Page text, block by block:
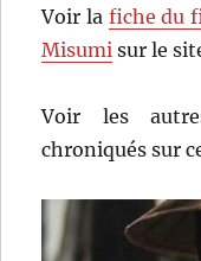
Voir la fiche du
Misumi sur le
Voir les
chroniqués sur